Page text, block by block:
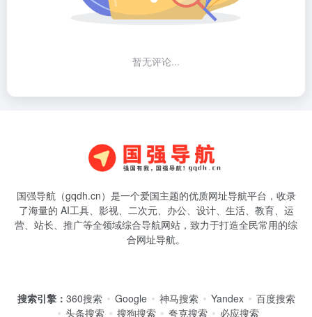
暂无评论...
国强导航（gqdh.cn）是一个爱国主题的优质网址导航平台，收录
了海量的 AI工具、影视、二次元、办公、设计、生活、教育、运
营、站长、推广等全领域综合导航网站，致力于打造全民常用的综
合网址导航。
搜索引擎： 360搜索 Google 神马搜索 Yandex
百度搜索
头条搜索
搜狗搜索 夸克搜索
必应搜索